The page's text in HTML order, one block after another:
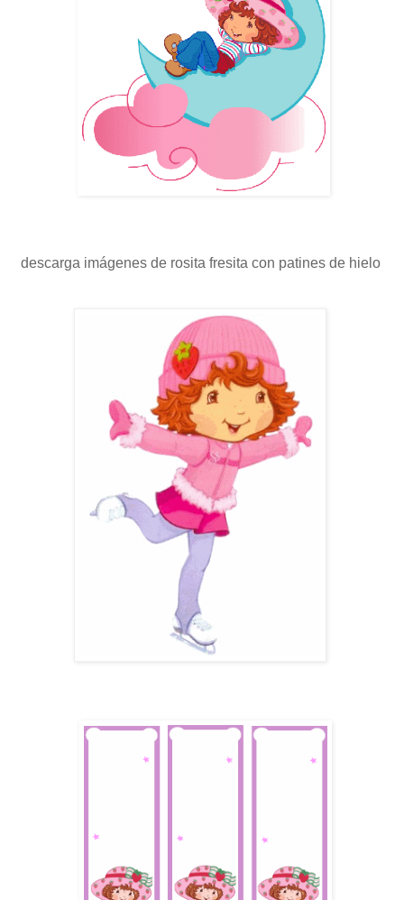
descarga imágenes de rosita fresita con patines de hielo